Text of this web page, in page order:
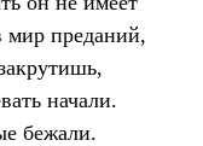
мир преданий,
начали.
бежали.